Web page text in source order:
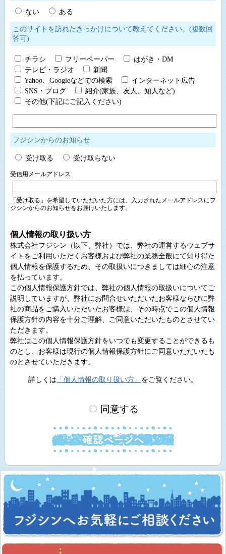
ない ある
このサイトを訪れたきっかけについて教えてください。(複数回
答可)
チラシ フリーペーパー
はがき・DM
テレビ・ラジオ
新聞
Yahoo、Googleなどでの検索
インターネット広告
SNS・ブログ
紹介(家族、友人、知人など)
その他(下記にご記入ください)
フジシンからのお知らせ
受け取る 受け取らない
受信用メールアドレス
「受け取る」を希望していただいた方には、入力されたメールアドレスにフ
ジシンからのお知らせをお届けいたします。
個人情報の取り扱い方
株式会社フジシン（以下、弊社）では、弊社の運営するウェブサ
イトをご利用いただくお客様および弊社の業務全般にて知り得た
個人情報を保護するため、その取扱いにつきましては細心の注意
を払っています。
この個人情報保護方針では、弊社の個人情報の取扱いについてご
説明していますが、弊社にお問合せいただいたお客様ならびに弊
社の商品をご購入いただいたお客様は、その時点でこの個人情報
保護方針の内容を十分ご理解、ご同意いただいたものとさせてい
ただきます。
弊社はこの個人情報保護方針をいつでも変更することができるも
のとし、お客様は現行の個人情報保護方針にご同意いただいたも
のとさせていただきます。
詳しくは 「個人情報の取り扱い方」 をご覧ください。
同意する